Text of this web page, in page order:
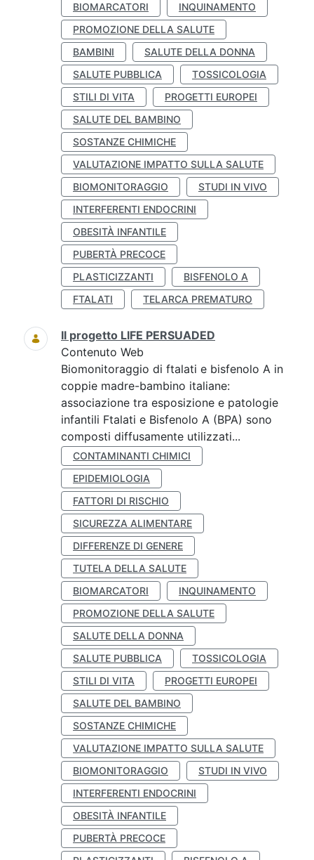
BIOMARCATORI
INQUINAMENTO
PROMOZIONE DELLA SALUTE
BAMBINI
SALUTE DELLA DONNA
SALUTE PUBBLICA
TOSSICOLOGIA
STILI DI VITA
PROGETTI EUROPEI
SALUTE DEL BAMBINO
SOSTANZE CHIMICHE
VALUTAZIONE IMPATTO SULLA SALUTE
BIOMONITORAGGIO
STUDI IN VIVO
INTERFERENTI ENDOCRINI
OBESITÀ INFANTILE
PUBERTÀ PRECOCE
PLASTICIZZANTI
BISFENOLO A
FTALATI
TELARCA PREMATURO
Il progetto LIFE PERSUADED
Contenuto Web
Biomonitoraggio di ftalati e bisfenolo A in
coppie madre-bambino italiane:
associazione tra esposizione e patologie
infantili Ftalati e Bisfenolo A (BPA) sono
composti diffusamente utilizzati...
CONTAMINANTI CHIMICI
EPIDEMIOLOGIA
FATTORI DI RISCHIO
SICUREZZA ALIMENTARE
DIFFERENZE DI GENERE
TUTELA DELLA SALUTE
BIOMARCATORI
INQUINAMENTO
PROMOZIONE DELLA SALUTE
SALUTE DELLA DONNA
SALUTE PUBBLICA
TOSSICOLOGIA
STILI DI VITA
PROGETTI EUROPEI
SALUTE DEL BAMBINO
SOSTANZE CHIMICHE
VALUTAZIONE IMPATTO SULLA SALUTE
BIOMONITORAGGIO
STUDI IN VIVO
INTERFERENTI ENDOCRINI
OBESITÀ INFANTILE
PUBERTÀ PRECOCE